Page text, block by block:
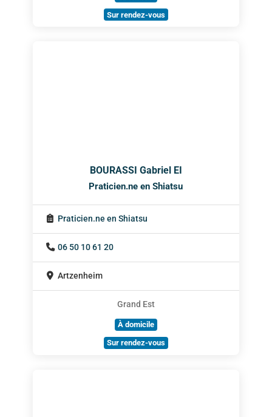
Sur rendez-vous
BOURASSI Gabriel EI
Praticien.ne en Shiatsu
Praticien.ne en Shiatsu
06 50 10 61 20
Artzenheim
Grand Est
À domicile
Sur rendez-vous